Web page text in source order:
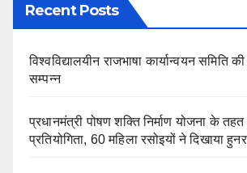
Recent Posts
विश्वविद्यालयीन राजभाषा कार्यान्वयन समिति
सम्पन्न
प्रधानमंत्री पोषण शक्ति निर्माण योजना के
प्रतियोगिता, 60 महिला रसोइयों ने दिखाया हुनर